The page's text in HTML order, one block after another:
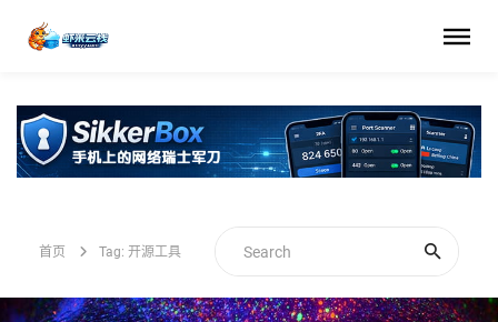
首页 Tag: 开源工具